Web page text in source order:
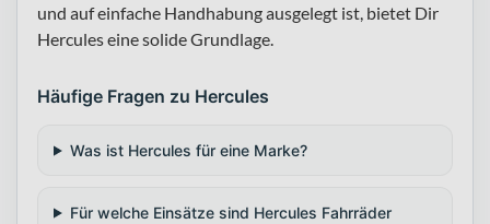
und auf einfache Handhabung ausgelegt ist, bietet Dir
Hercules eine solide Grundlage.
Häufige Fragen zu Hercules
Was ist Hercules für eine Marke?
Für welche Einsätze sind Hercules Fahrräder